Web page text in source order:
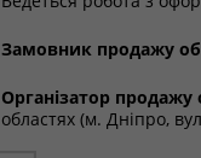
Замовник продажу
Організатор продажу
областях (м. Дніпро,